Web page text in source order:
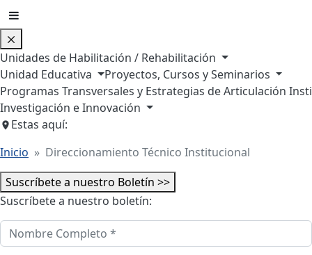
Unidades de Habilitación / Rehabilitación
Unidad Educativa
Proyectos, Cursos y Seminarios
Programas Transversales y Estrategias de Articulación
Investigación e Innovación
Estas aquí:
Inicio
Direccionamiento Técnico Institucional
Suscríbete a nuestro Boletín >>
Suscríbete a nuestro boletín:
Nombre Completo